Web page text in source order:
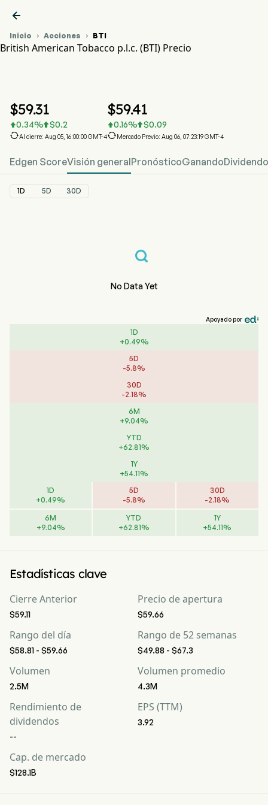

Inicio  Acciones  BTI
British American Tobacco p.l.c. (BTI) Precio
$59.31
0.34% $0.2
Al cierre: Aug 05, 16:00:00 GMT-4
$59.41
0.16% $0.09
Mercado Previo: Aug 06, 07:23:19 GMT-4
Edgen ScoreVisión generalPronósticoGanando
1D 5D 30D
No Data Yet
Apoyado por
1D
+0.49%
5D
-5.8%
30D
-2.18%
6M
+9.04%
YTD
+62.81%
1Y
+54.11%
1D
+0.49%
5D
-5.8%
30D
-2.18%
6M
+9.04%
YTD
+62.81%
1Y
+54.11%
Estadísticas clave
Cierre Anterior
$59.11
Precio de apertura
$59.66
Rango del día
$58.81 - $59.66
Rango de 52 semanas
$49.88 - $67.3
Volumen
2.5M
Volumen promedio
4.3M
Rendimiento de
dividendos
--
EPS (TTM)
3.92
Cap. de mercado
$128.1B